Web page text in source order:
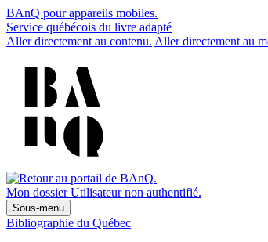
BAnQ pour appareils mobiles.
Service québécois du livre adapté
Aller directement au contenu. Aller directement au
Mon dossier Utilisateur non authentifié.
Sous-menu
Bibliographie du Québec